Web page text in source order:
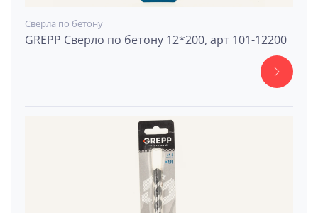
Сверла по бетону
GREPP Сверло по бетону 12*200, арт 101-12200